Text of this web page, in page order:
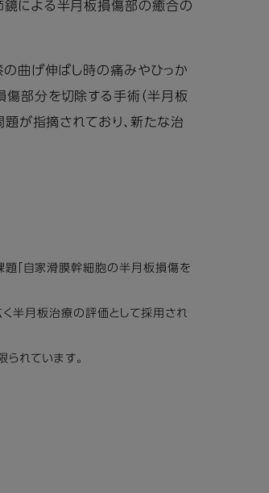
鏡による半月板損傷部の癒合の
の曲げ伸ばし時の痛みやひっか
傷部分を切除する手術（半月板
が指摘されており、新たな治
題「自家滑膜幹細胞の半月板損傷を
半月板治療の評価として採用され
れています。